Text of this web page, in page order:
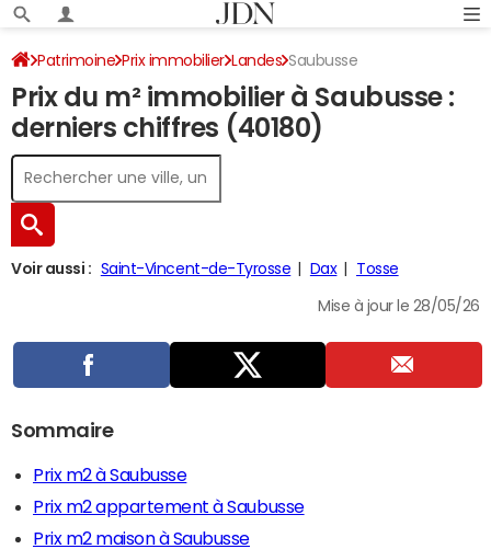
Patrimoine Prix immobilier Landes Saubusse
Prix du m² immobilier à Saubusse :
derniers chiffres (40180)
Voir aussi : Saint-Vincent-de-Tyrosse Dax Tosse
Mise à jour le 28/05/26
Sommaire
Prix m2 à Saubusse
Prix m2 appartement à Saubusse
Prix m2 maison à Saubusse